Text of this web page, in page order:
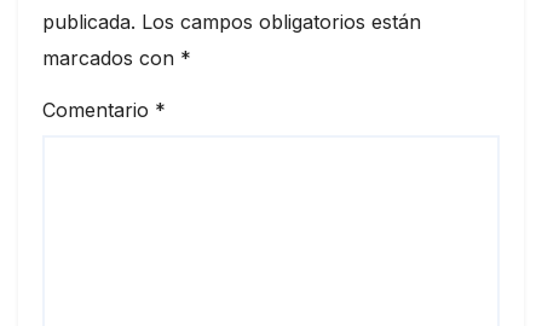
publicada. Los campos obligatorios están
marcados con *
Comentario *